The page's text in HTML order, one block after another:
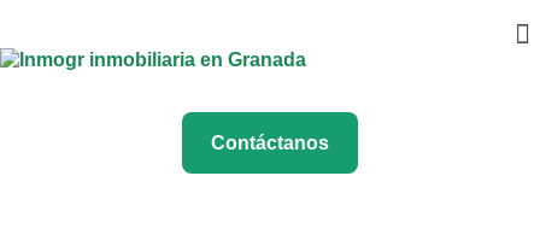
Contáctanos